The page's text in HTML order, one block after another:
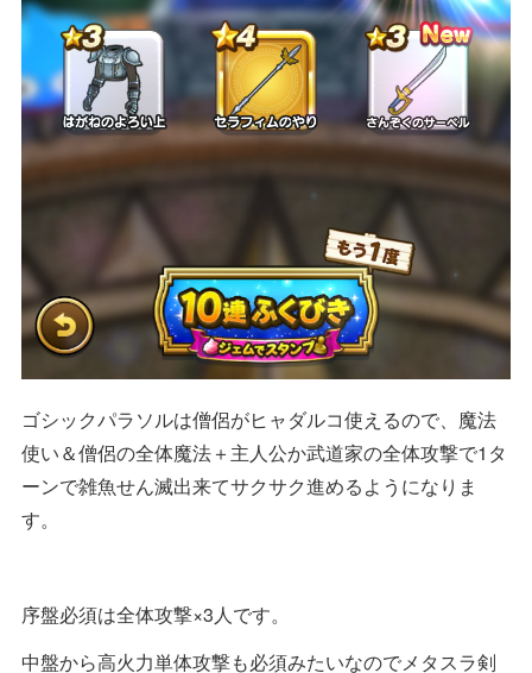
ゴシックパラソルは僧侶がヒャダルコ使えるので、魔法
使い＆僧侶の全体魔法＋主人公か武道家の全体攻撃で1タ
ーンで雑魚せん滅出来てサクサク進めるようになりま
す。
序盤必須は全体攻撃×3人です。
中盤から高火力単体攻撃も必須みたいなのでメタスラ剣